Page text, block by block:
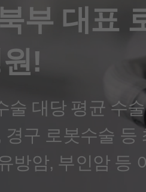
기
상선암 치료 대표
부 대표
!
술 대당 평균 수
경구 로봇수술 등
방암, 부인암 등